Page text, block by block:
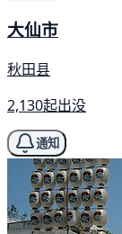
大仙市
秋田县
2,130起出没
通知